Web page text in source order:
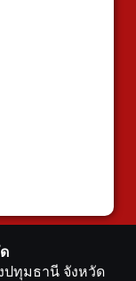
ปทุมธานี จังหวัด